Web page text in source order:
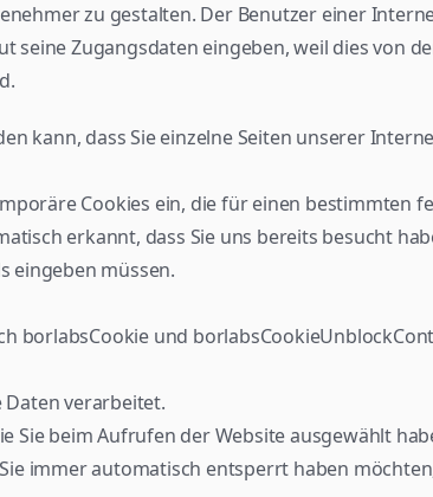
zu gestalten. Der Benutzer einer
seine Zugangsdaten eingeben, weil dies von
kann, dass Sie einzelne Seiten unserer
Cookies ein, die für einen bestimmten
erkannt, dass Sie uns bereits besucht
eingeben müssen.
borlabsCookie und
verarbeitet.
beim Aufrufen der Website ausgewählt
immer automatisch entsperrt haben